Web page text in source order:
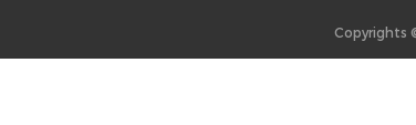
Copyrights